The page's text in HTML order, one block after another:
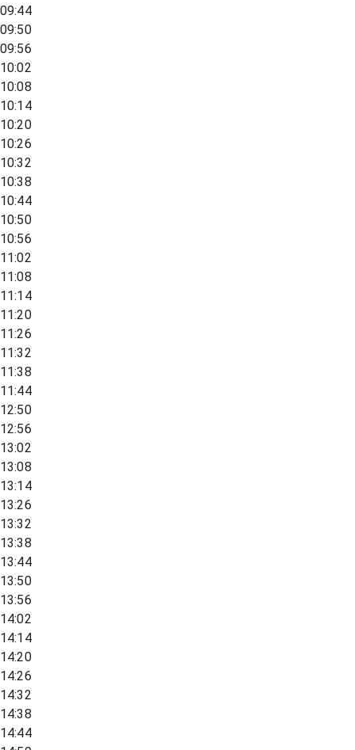
09:44
09:50
09:56
10:02
10:08
10:14
10:20
10:26
10:32
10:38
10:44
10:50
10:56
11:02
11:08
11:14
11:20
11:26
11:32
11:38
11:44
12:50
12:56
13:02
13:08
13:14
13:26
13:32
13:38
13:44
13:50
13:56
14:02
14:14
14:20
14:26
14:32
14:38
14:44